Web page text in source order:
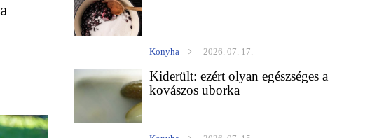
Konyha 2026. 07. 17.
Kiderült: ezért olyan egészséges a
kovászos uborka